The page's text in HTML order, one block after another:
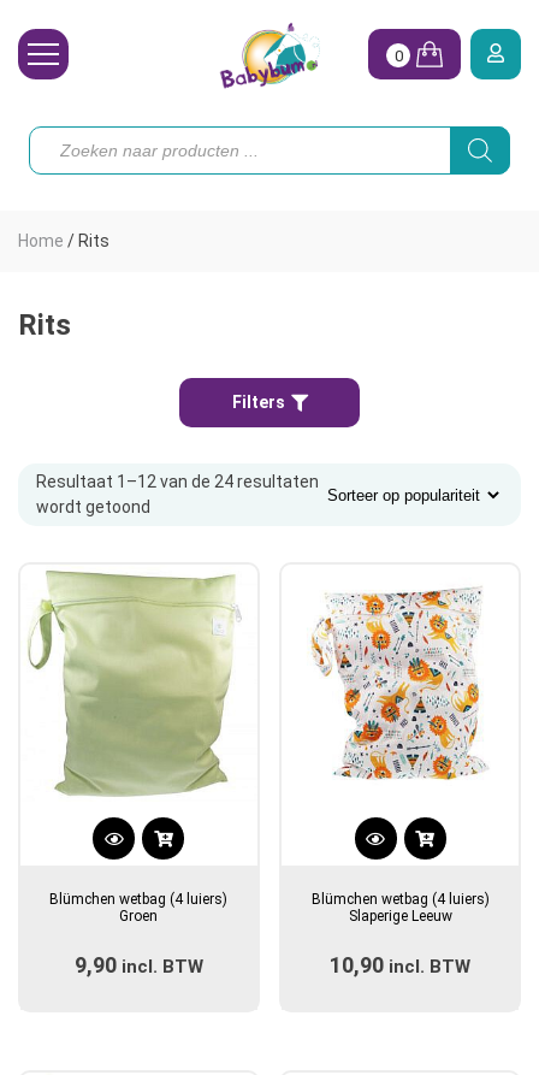
Toebehoren
Koopjes
0
Producten
zoeken
Home / Rits
Rits
Filters
Resultaat 1–12 van de 24 resultaten
wordt getoond
Blümchen wetbag (4 luiers)
Groen
9,90 incl. BTW
Blümchen wetbag (4 luiers)
Slaperige Leeuw
10,90 incl. BTW